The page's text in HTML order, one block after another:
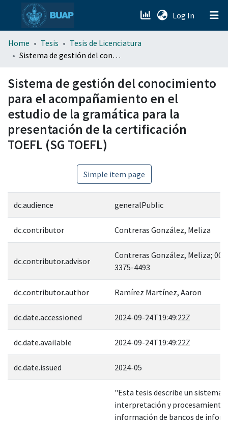
Log In (current)
menu.section.about_menu
Home Tesis
Tesis de Licenciatura
Sistema de gestión del conocimiento para el acompañamiento en el estudio de la gramática para la presentación de la certificación TOEFL (SG TOEFL)
Sistema de gestión del conocimiento
para el acompañamiento en el
estudio de la gramática para la
presentación de la certificación
TOEFL (SG TOEFL)
Simple item page
dc.audience generalPublic
dc.contributor Contreras González, Meliza
dc.contributor.advisor
Contreras González, Meliza;
3375-4493
dc.contributor.author Ramírez Martínez, Aaron
dc.date.accessioned 2024-09-24T19:49:22Z
dc.date.available 2024-09-24T19:49:22Z
dc.date.issued 2024-05
"Esta tesis describe un sistema
interpretación y procesamiento
información de bancos de